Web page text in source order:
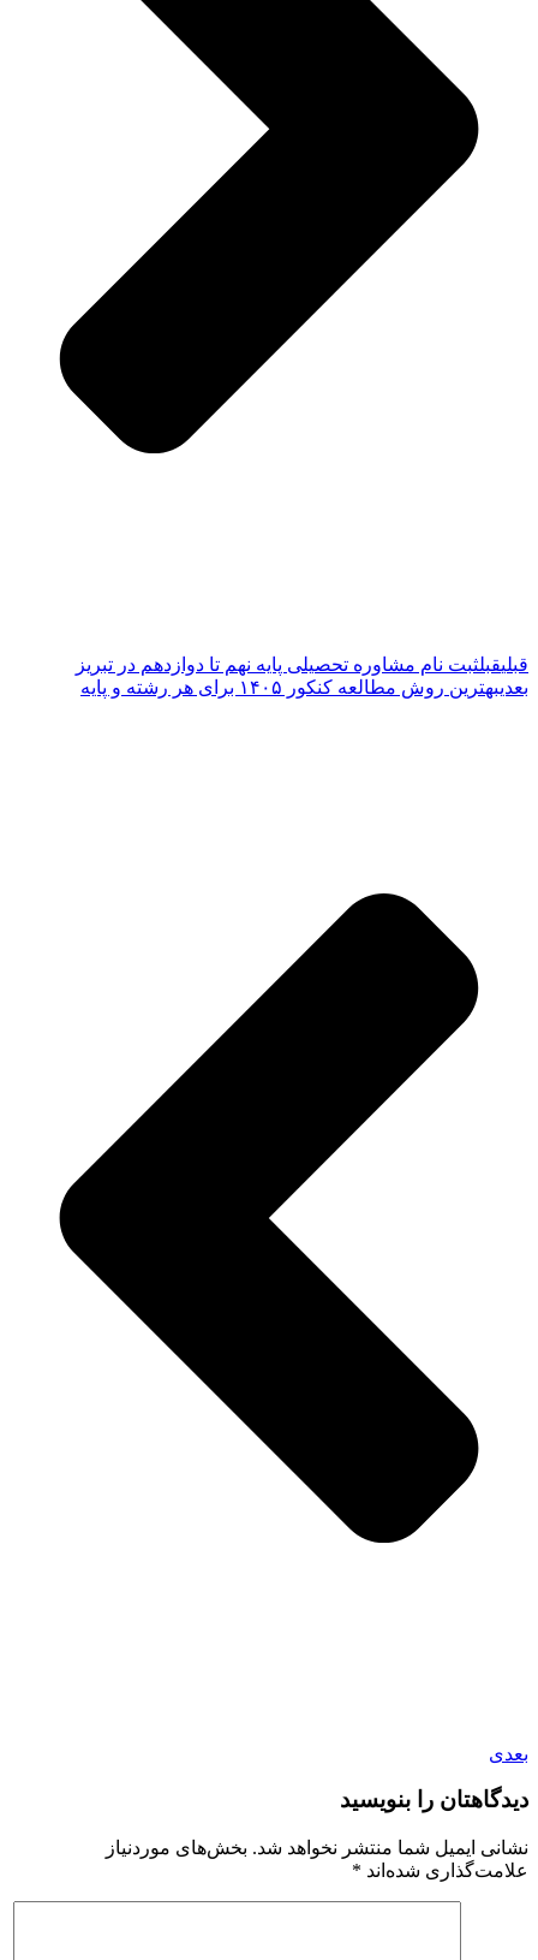
قبلیقبلثبت نام مشاوره تحصیلی پایه نهم تا دوازدهم در تبریز
بعدیبهترین روش مطالعه کنکور ۱۴۰۵ برای هر رشته و پایه
بعدی
دیدگاهتان را بنویسید
نشانی ایمیل شما منتشر نخواهد شد. بخش‌های موردنیاز
علامت‌گذاری شده‌اند *